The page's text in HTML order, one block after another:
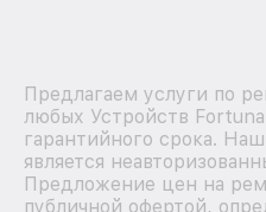
Предлагаем услуги по
любых Устройств
гарантийного срока.
является
Предложение цен на
публичной офертой,